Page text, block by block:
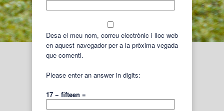
Desa el meu nom, correu electrònic i lloc web
en aquest navegador per a la pròxima vegada
que comenti.
Please enter an answer in digits:
17 − fifteen =